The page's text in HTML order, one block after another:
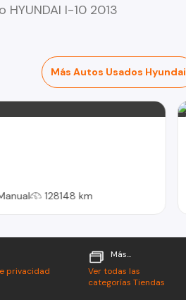
HYUNDAI I-10 2013
Más Autos Usados Hyundai
128148 km
privacidad
Más...
Ver todas las
categorías Tiendas